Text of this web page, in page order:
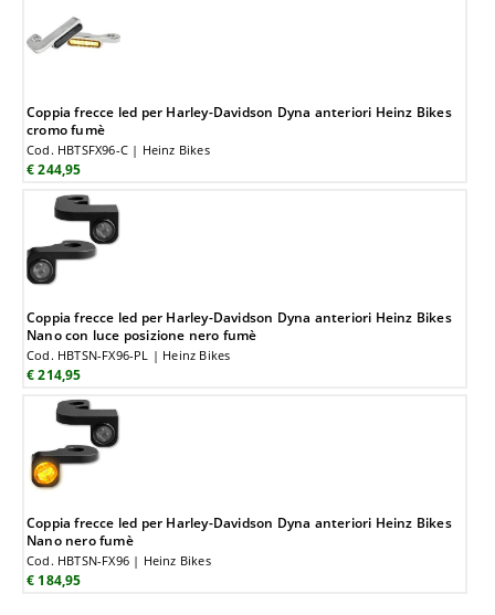
Coppia frecce led per Harley-Davidson Dyna anteriori Heinz Bikes
cromo fumè
Cod. HBTSFX96-C | Heinz Bikes
€ 244,95
Coppia frecce led per Harley-Davidson Dyna anteriori Heinz Bikes
Nano con luce posizione nero fumè
Cod. HBTSN-FX96-PL | Heinz Bikes
€ 214,95
Coppia frecce led per Harley-Davidson Dyna anteriori Heinz Bikes
Nano nero fumè
Cod. HBTSN-FX96 | Heinz Bikes
€ 184,95